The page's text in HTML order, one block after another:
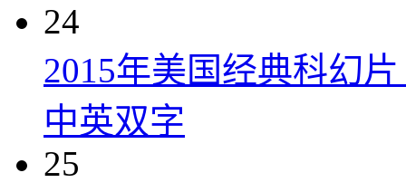
24
2015年美国经典科幻
中英双字
25